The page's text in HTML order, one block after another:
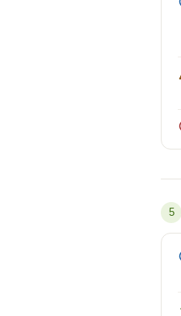
5